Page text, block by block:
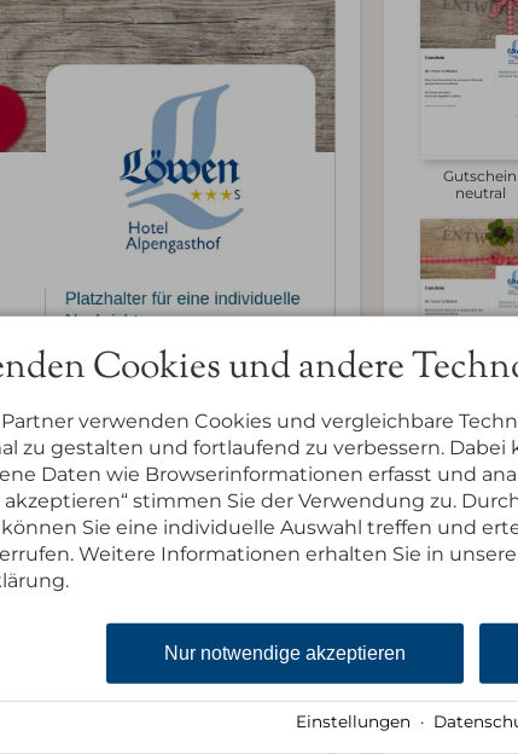
Gutschein
neutral
Text
Cookies und andere
verwenden Cookies und vergleichbare
zu gestalten und fortlaufend zu verbessern. Dabei
Daten wie Browserinformationen erfasst und
akzeptieren“ stimmen Sie der Verwendung zu.
können Sie eine individuelle Auswahl treffen und
Weitere Informationen erhalten Sie in
Nur notwendige akzeptieren
Einstellungen ·